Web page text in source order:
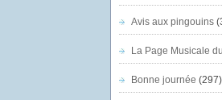
Avis aux pingouins
La Page Musicale
Bonne journée (297)